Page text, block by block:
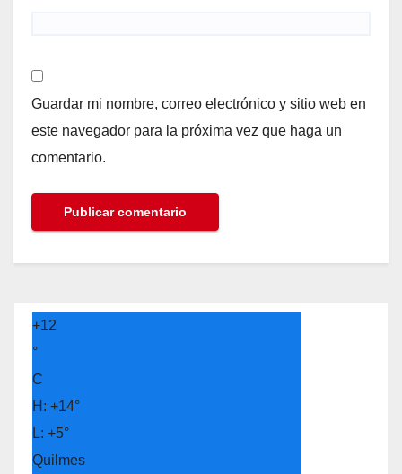
Guardar mi nombre, correo electrónico y sitio web en
este navegador para la próxima vez que haga un
comentario.
+12
°
C
H: +14°
L: +5°
Quilmes